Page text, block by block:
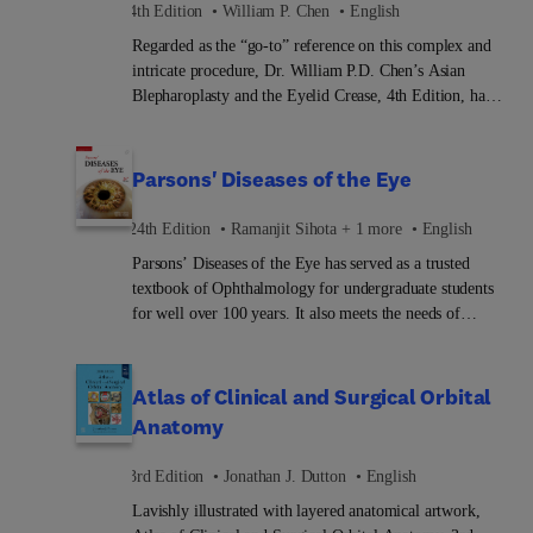
every aspect of the field. From current imaging
techniques to genetics and molecular biology to clinical
pearls, Ocular Pathology provides the concise yet
complete information you need.
4th Edition William P. Chen
English
Regarded as the “go-to” reference on this complex and
intricate procedure, Dr. William P.D. Chen’s Asian
Blepharoplasty and the Eyelid Crease, 4th Edition, has
practice or refine your skills. Ideal for plastic surgeons,
ophthalmologists, and cosmetic dermatologic surgeons,
this unique multimedia resource offers comprehensive
revision surgery—all highlighted by more than 450
step-by-step illustrations and a comprehensive video
program that provide operative guidance and illustrate
Parsons' Diseases of the Eye
24th Edition Ramanjit Sihota + 1 more
English
Parsons’ Diseases of the Eye has served as a trusted
textbook of Ophthalmology for undergraduate students
for well over 100 years. It also meets the needs of
compendium of knowledge for ophthalmic care.First
published in 1907, the book soon became a fundamental
text for students on account of its clear descriptive style
disorders. Over the years, the book has maintained its
clinical relevance through periodic revisions with
Atlas of Clinical and Surgical Orbital
Anatomy
3rd Edition Jonathan J. Dutton
English
Lavishly illustrated with layered anatomical artwork,